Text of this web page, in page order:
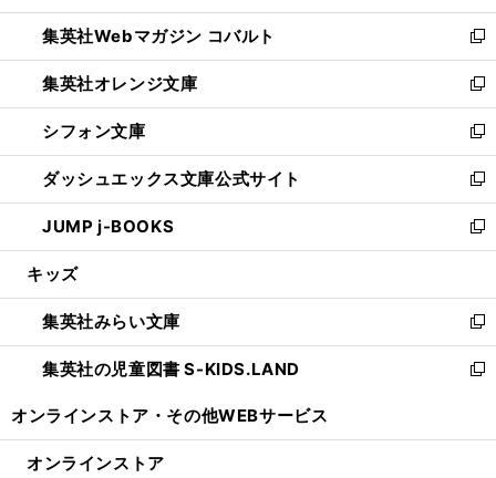
開
く
ウ
で
開
く
ン
ド
ウ
で
開
く
ウ
ィ
ン
ド
ウ
で
開
く
集英社Webマガジン コバルト
新
し
い
ウ
ィ
ン
ド
ウ
で
開
集英社オレンジ文庫
新
し
い
ウ
ィ
ン
ド
ウ
開
く
シフォン文庫
新
し
い
ウ
ィ
ン
ウ
で
開
く
ダッシュエックス文庫公式サイト
新
し
い
ウ
ン
ド
ウ
で
JUMP j-BOOKS
新
し
ウ
ィ
ン
ド
開
キッズ
集英社みらい文庫
新
し
い
ン
集英社の児童図書 S-KIDS.LAND
新
ウ
オンラインストア・ その他WEBサービス
オンラインストア